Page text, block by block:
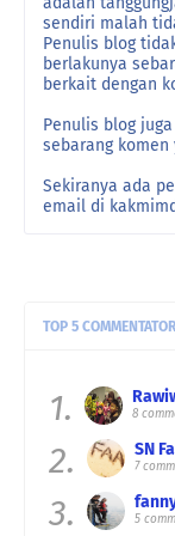
sendiri malah
Penulis blog
berlakunya
berkait dengan
Penulis blog
sebarang komen
Sekiranya ada
email di
TOP 5 COMMENTATOR
1. 8
2. SN
7
3. 5